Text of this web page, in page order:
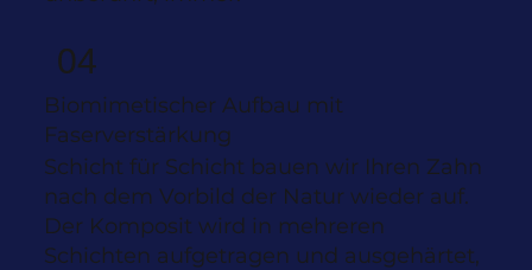
04
Biomimetischer Aufbau mit
Faserverstärkung
Schicht für Schicht bauen wir Ihren Zahn
nach dem Vorbild der Natur wieder auf.
Der Komposit wird in mehreren
Schichten aufgetragen und ausgehärtet,